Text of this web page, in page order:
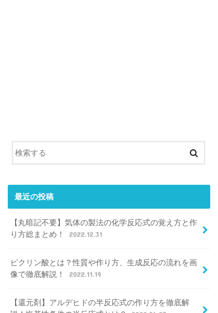
最近の投稿
【丸暗記不要】気体の製法の化学反応式の覚え方と作
り方総まとめ！
2022.12.31
ピクリン酸とは？性質や作り方、生成反応の流れを画
像で徹底解説！
2022.11.19
【還元剤】アルデヒドの半反応式の作り方を徹底解